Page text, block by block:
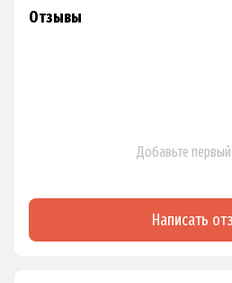
Отзывы
Добавьте
Написать